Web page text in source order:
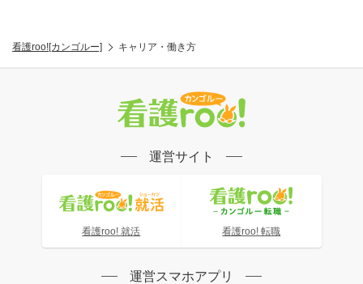
看護roo![カンゴルー] キャリア・働き方
運営サイト
看護roo! 就活 看護roo! 転職
運営スマホアプリ